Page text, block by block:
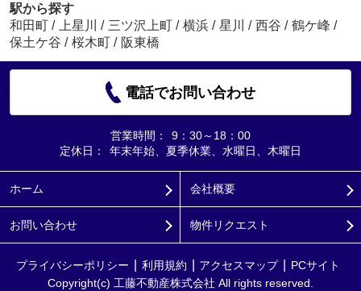
駅から探す
和田町 / 上星川 / 三ツ沢上町 / 横浜 / 星川 / 西谷 / 鶴ケ峰 /
保土ケ谷 / 桜木町 / 阪東橋
電話でお問い合わせ
営業時間：
9：30～18：00
定休日：
年末年始、夏季休業、水曜日、木曜日
ホーム 会社概要
お問い合わせ 物件リクエスト
プライバシーポリシー 利用規約 アクセスマップ
PCサイト
Copyright(c) 工藤不動産株式会社 All rights reserved.